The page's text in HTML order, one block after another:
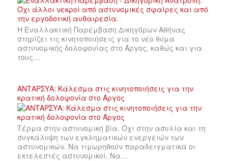
Η Εναλλακτική Παρέμβαση Δικηγόρων Αθήνας
στηρίζει τις κινητοποιήσεις για το νέο θύμα
αστυνομικής δολοφονίας στο Άργος, καθώς και για
τους…
ΑΝΤΑΡΣΥΑ: Κάλεσμα στις κινητοποιήσεις για την
κρατική δολοφονία στο Άργος
Τέρμα στην αστυνομική βία. Όχι στην ασυλία και τη
συγκάλυψη των εγκληματικών ενεργειών των
αστυνομικών. Να τιμωρηθούν παραδειγματικά οι
εκτελεστές αστυνομικοί. Να…